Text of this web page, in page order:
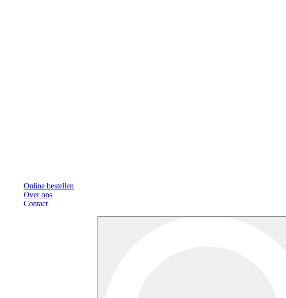
Online bestellen
Over ons
Contact